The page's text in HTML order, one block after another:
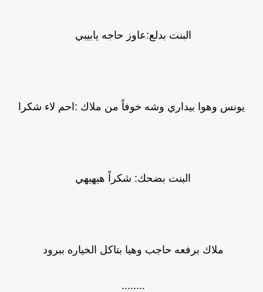
البنت بدلع:عاوز حاجه يابيبي
يونس وهوا بيداري وشه خوفاً من ملاك :احم لاء شكرا
البنت بضحك: شكراً هيهيهي
ملاك برفعه حاجب وهيا بتاكل الخياره ببرود
........